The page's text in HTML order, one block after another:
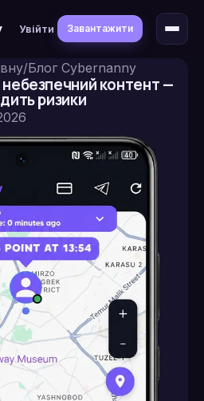
Увійти Завантажити
/Блог Cybernanny
контент —
ризики